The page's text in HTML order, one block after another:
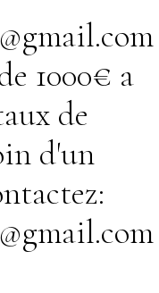
1000€ a
de
d'un